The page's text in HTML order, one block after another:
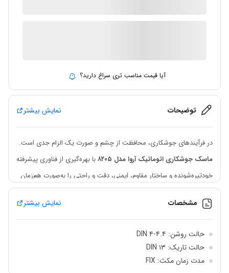
آیا قیمت مناسب تری سراغ دارید؟
توضیحات نمایش بیشتر
در فرآیندهای جوشکاری، محافظت از چشم و صورت یک الزام جدی است.
ماسک جوشکاری اتوماتیک آروا مدل ۸۲۰۵
با بهره‌گیری از فناوری پیشرفته
خودتیره‌شونده و ساختار مقاوم، ایمنی، دقت و راحتی را به‌صورت هم‌زمان
در اختیار جوشکاران حرفه‌ای قرار می‌دهد. این ماسک به گونه‌ای طراحی
شده که ضمن محافظت کامل، تمرکز و راندمان کاری کاربر را حفظ کند.
فناوری خودتیره‌شونده دقیق و سریع
این ماسک از سیستمAuto Darkening
قوس الکتریکی، لنز آن به‌صورت خودکار از حالت روشن
مشخصات نمایش بیشتر
حالت روشن: DIN ۴-۴.۴
حالت تاریک: DIN ۱۳
مدت زمان مکث: FIX